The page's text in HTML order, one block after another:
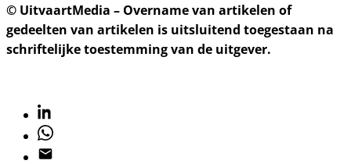
© UitvaartMedia – Overname van artikelen of
gedeelten van artikelen is uitsluitend toegestaan na
schriftelijke toestemming van de uitgever.
Linkedin
Whatsapp
Email